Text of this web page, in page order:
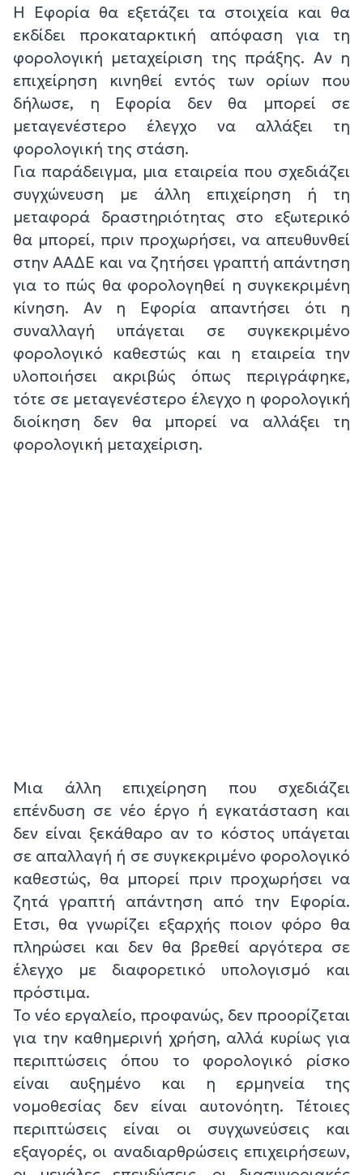
Η Εφορία θα εξετάζει τα στοιχεία και θα
εκδίδει προκαταρκτική απόφαση για τη
φορολογική μεταχείριση της πράξης. Αν η
επιχείρηση κινηθεί εντός των ορίων που
δήλωσε, η Eφορία δεν θα μπορεί σε
μεταγενέστερο έλεγχο να αλλάξει τη
φορολογική της στάση.
Για παράδειγμα, μια εταιρεία που σχεδιάζει
συγχώνευση με άλλη επιχείρηση ή τη
μεταφορά δραστηριότητας στο εξωτερικό
θα μπορεί, πριν προχωρήσει, να απευθυνθεί
στην ΑΑΔΕ και να ζητήσει γραπτή απάντηση
για το πώς θα φορολογηθεί η συγκεκριμένη
κίνηση. Αν η Eφορία απαντήσει ότι η
συναλλαγή υπάγεται σε συγκεκριμένο
φορολογικό καθεστώς και η εταιρεία την
υλοποιήσει ακριβώς όπως περιγράφηκε,
τότε σε μεταγενέστερο έλεγχο η φορολογική
διοίκηση δεν θα μπορεί να αλλάξει τη
φορολογική μεταχείριση.
Μια άλλη επιχείρηση που σχεδιάζει
επένδυση σε νέο έργο ή εγκατάσταση και
δεν είναι ξεκάθαρο αν το κόστος υπάγεται
σε απαλλαγή ή σε συγκεκριμένο φορολογικό
καθεστώς, θα μπορεί πριν προχωρήσει να
ζητά γραπτή απάντηση από την Εφορία.
Eτσι, θα γνωρίζει εξαρχής ποιον φόρο θα
πληρώσει και δεν θα βρεθεί αργότερα σε
έλεγχο με διαφορετικό υπολογισμό και
πρόστιμα.
Το νέο εργαλείο, προφανώς, δεν προορίζεται
για την καθημερινή χρήση, αλλά κυρίως για
περιπτώσεις όπου το φορολογικό ρίσκο
είναι αυξημένο και η ερμηνεία της
νομοθεσίας δεν είναι αυτονόητη. Τέτοιες
περιπτώσεις είναι οι συγχωνεύσεις και
εξαγορές, οι αναδιαρθρώσεις επιχειρήσεων,